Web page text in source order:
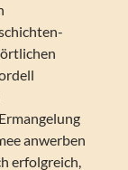
anwerben
erfolgreich,